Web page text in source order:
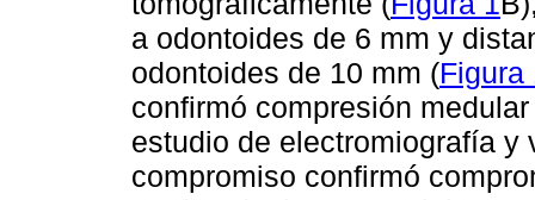
a odontoides de 6 mm y
odontoides de 10 mm (Figura
confirmó compresión
estudio de electromiografía
compromiso confirmó